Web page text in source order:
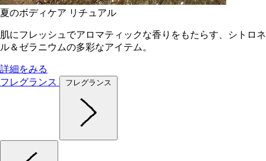
夏のボディケア リチュアル
肌にフレッシュでアロマティックな香りをもたらす、シトロネ
ル＆ゼラニウムの多彩なアイテム。
詳細をみる
フレグランス
フレグランス